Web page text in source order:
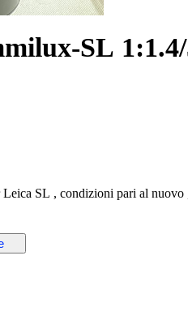
SL
SL , condizioni pari al nuovo